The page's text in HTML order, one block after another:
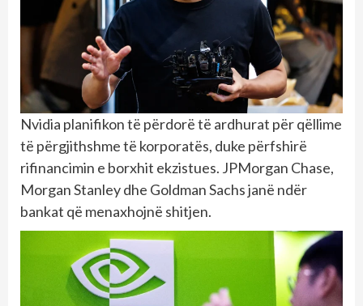
Nvidia planifikon të përdorë të ardhurat për qëllime
të përgjithshme të korporatës, duke përfshirë
rifinancimin e borxhit ekzistues. JPMorgan Chase,
Morgan Stanley dhe Goldman Sachs janë ndër
bankat që menaxhojnë shitjen.